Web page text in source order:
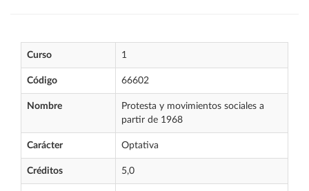
Curso 1
Código 66602
Nombre
Protesta y movimientos sociales a
partir de 1968
Carácter Optativa
Créditos 5,0